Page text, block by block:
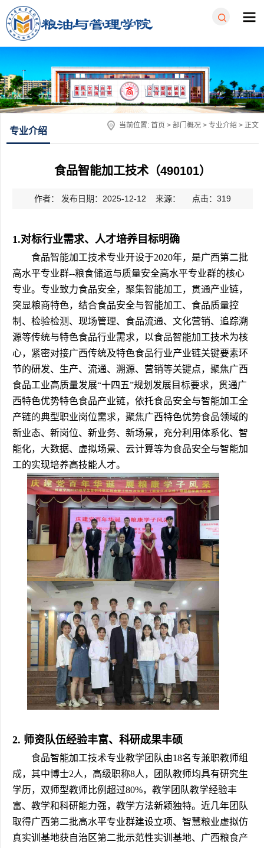
专业介绍
当前位置: 首页 > 部门概况 > 专业介绍 > 正文
食品智能加工技术（490101）
作者： 发布日期：2025-12-12 来源： 点击： 319
1.对标行业需求、人才培养目标明确
食品智能加工技术专业开设于2020年，是广西第二批
高水平专业群--粮食储运与质量安全高水平专业群的核心
专业。专业致力食品安全，聚集智能加工，贯通产业链，
突显粮商特色，结合食品安全与智能加工、食品质量控
制、检验检测、现场管理、食品流通、文化营销、追踪溯
源等传统与特色食品行业需求，以食品智能加工技术为核
心，紧密对接广西传统及特色食品行业产业链关键要素环
节的研发、生产、流通、溯源、营销等关键点，聚焦广西
食品工业高质量发展“十四五”规划发展目标要求，贯通广
西特色优势特色食品产业链，依托食品安全与智能加工全
产链的典型职业岗位需求，聚焦广西特色优势食品领域的
新业态、新岗位、新业务、新场景，充分利用体系化、智
能化，大数据、虚拟场景、云计算等为食品安全与智能加
工的实现培养高技能人才。
2. 师资队伍经验丰富、科研成果丰硕
食品智能加工技术专业教学团队由18名专兼职教师组
成，其中博士2人，高级职称8人，团队教师均具有研究生
学历，双师型教师比例超过80%，教学团队教学经验丰
富、教学和科研能力强，教学方法新颖独特。近几年团队
取得广西第二批高水平专业群建设立项、智慧粮业虚拟仿
真实训基地获自治区第二批示范性实训基地、广西粮食产